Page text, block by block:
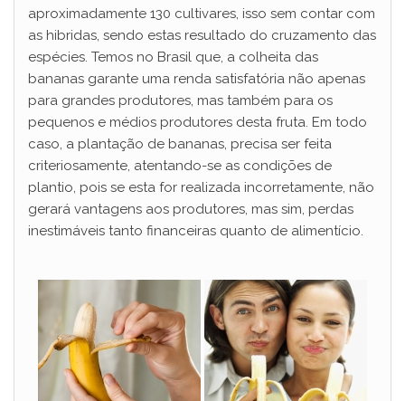
aproximadamente 130 cultivares, isso sem contar com
as hibridas, sendo estas resultado do cruzamento das
espécies. Temos no Brasil que, a colheita das
bananas garante uma renda satisfatória não apenas
para grandes produtores, mas também para os
pequenos e médios produtores desta fruta. Em todo
caso, a plantação de bananas, precisa ser feita
criteriosamente, atentando-se as condições de
plantio, pois se esta for realizada incorretamente, não
gerará vantagens aos produtores, mas sim, perdas
inestimáveis tanto financeiras quanto de alimentício.